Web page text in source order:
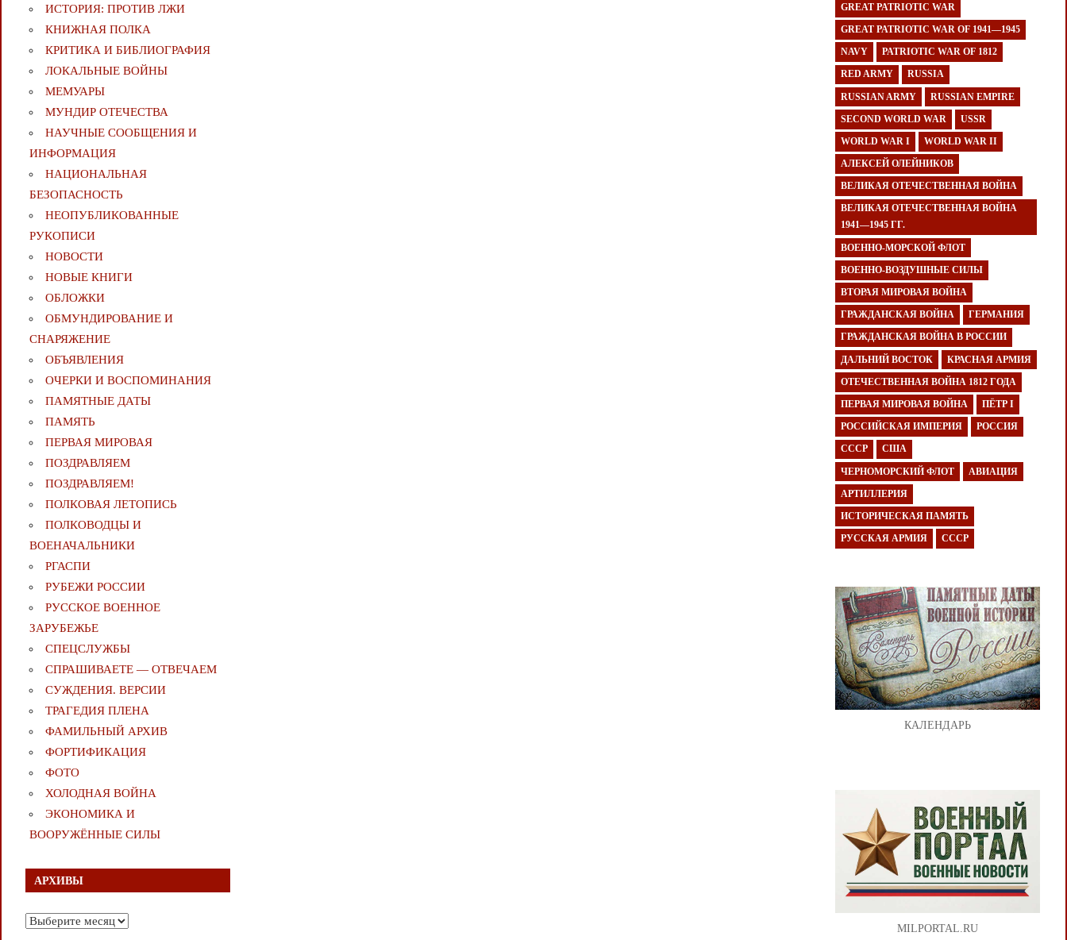
ИСТОРИЯ: ПРОТИВ ЛЖИ
КНИЖНАЯ ПОЛКА
КРИТИКА И БИБЛИОГРАФИЯ
ЛОКАЛЬНЫЕ ВОЙНЫ
МЕМУАРЫ
МУНДИР ОТЕЧЕСТВА
НАУЧНЫЕ СООБЩЕНИЯ И
ИНФОРМАЦИЯ
НАЦИОНАЛЬНАЯ
БЕЗОПАСНОСТЬ
НЕОПУБЛИКОВАННЫЕ
РУКОПИСИ
НОВОСТИ
НОВЫЕ КНИГИ
ОБЛОЖКИ
ОБМУНДИРОВАНИЕ И
СНАРЯЖЕНИЕ
ОБЪЯВЛЕНИЯ
ОЧЕРКИ И ВОСПОМИНАНИЯ
ПАМЯТНЫЕ ДАТЫ
ПАМЯТЬ
ПЕРВАЯ МИРОВАЯ
ПОЗДРАВЛЯЕМ
ПОЗДРАВЛЯЕМ!
ПОЛКОВАЯ ЛЕТОПИСЬ
ПОЛКОВОДЦЫ И
ВОЕНАЧАЛЬНИКИ
РГАСПИ
РУБЕЖИ РОССИИ
РУССКОЕ ВОЕННОЕ
ЗАРУБЕЖЬЕ
СПЕЦСЛУЖБЫ
СПРАШИВАЕТЕ — ОТВЕЧАЕМ
СУЖДЕНИЯ. ВЕРСИИ
ТРАГЕДИЯ ПЛЕНА
ФАМИЛЬНЫЙ АРХИВ
ФОРТИФИКАЦИЯ
ФОТО
ХОЛОДНАЯ ВОЙНА
ЭКОНОМИКА И
ВООРУЖЁННЫЕ СИЛЫ
АРХИВЫ
Архивы
GREAT PATRIOTIC WAR
GREAT PATRIOTIC WAR OF 1941—1945
NAVY PATRIOTIC WAR OF 1812
RED ARMY RUSSIA
RUSSIAN ARMY RUSSIAN EMPIRE
SECOND WORLD WAR USSR
WORLD WAR I WORLD WAR II
АЛЕКСЕЙ ОЛЕЙНИКОВ
ВЕЛИКАЯ ОТЕЧЕСТВЕННАЯ ВОЙНА
ВЕЛИКАЯ ОТЕЧЕСТВЕННАЯ ВОЙНА
1941—1945 ГГ.
ВОЕННО-МОРСКОЙ ФЛОТ
ВОЕННО-ВОЗДУШНЫЕ СИЛЫ
ВТОРАЯ МИРОВАЯ ВОЙНА
ГРАЖДАНСКАЯ ВОЙНА ГЕРМАНИЯ
ГРАЖДАНСКАЯ ВОЙНА В РОССИИ
ДАЛЬНИЙ ВОСТОК КРАСНАЯ АРМИЯ
ОТЕЧЕСТВЕННАЯ ВОЙНА 1812 ГОДА
ПЕРВАЯ МИРОВАЯ ВОЙНА ПЁТР I
РОССИЙСКАЯ ИМПЕРИЯ РОССИЯ
СССР США
ЧЕРНОМОРСКИЙ ФЛОТ АВИАЦИЯ
АРТИЛЛЕРИЯ
ИСТОРИЧЕСКАЯ ПАМЯТЬ
РУССКАЯ АРМИЯ СССР
КАЛЕНДАРЬ
MILPORTAL.RU